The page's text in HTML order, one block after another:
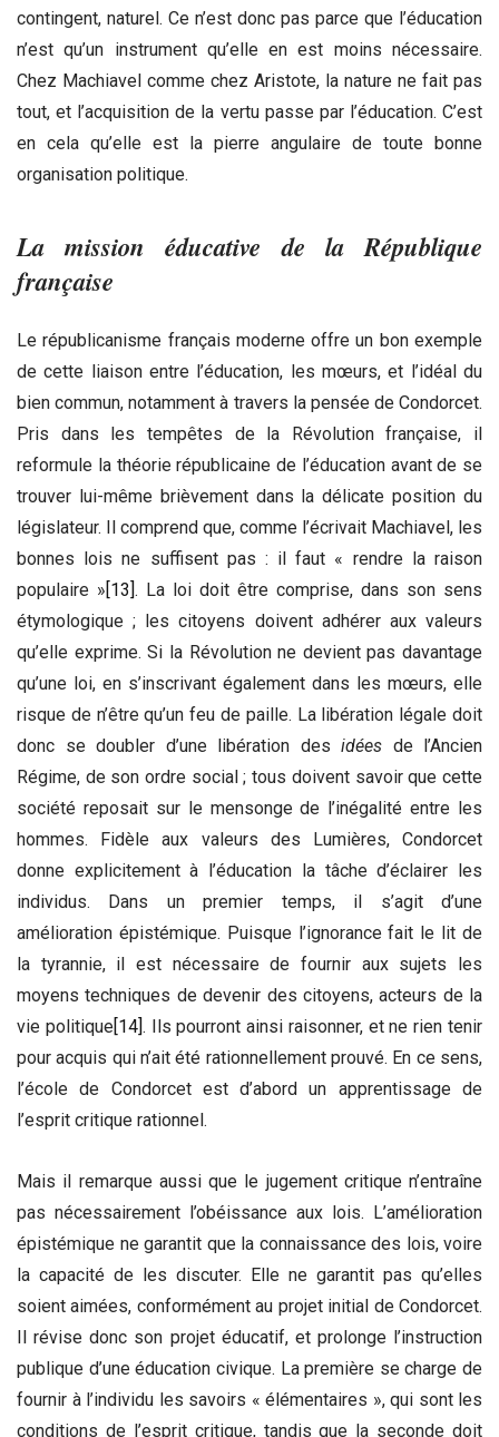
contingent, naturel. Ce n’est donc pas parce que l’éducation
n’est qu’un instrument qu’elle en est moins nécessaire.
Chez Machiavel comme chez Aristote, la nature ne fait pas
tout, et l’acquisition de la vertu passe par l’éducation. C’est
en cela qu’elle est la pierre angulaire de toute bonne
organisation politique.
La mission éducative de la République
française
Le républicanisme français moderne offre un bon exemple
de cette liaison entre l’éducation, les mœurs, et l’idéal du
bien commun, notamment à travers la pensée de Condorcet.
Pris dans les tempêtes de la Révolution française, il
reformule la théorie républicaine de l’éducation avant de se
trouver lui-même brièvement dans la délicate position du
législateur. Il comprend que, comme l’écrivait Machiavel, les
bonnes lois ne suffisent pas : il faut « rendre la raison
populaire »[13]. La loi doit être comprise, dans son sens
étymologique ; les citoyens doivent adhérer aux valeurs
qu’elle exprime. Si la Révolution ne devient pas davantage
qu’une loi, en s’inscrivant également dans les mœurs, elle
risque de n’être qu’un feu de paille. La libération légale doit
donc se doubler d’une libération des idées de l’Ancien
Régime, de son ordre social ; tous doivent savoir que cette
société reposait sur le mensonge de l’inégalité entre les
hommes. Fidèle aux valeurs des Lumières, Condorcet
donne explicitement à l’éducation la tâche d’éclairer les
individus. Dans un premier temps, il s’agit d’une
amélioration épistémique. Puisque l’ignorance fait le lit de
la tyrannie, il est nécessaire de fournir aux sujets les
moyens techniques de devenir des citoyens, acteurs de la
vie politique[14]. Ils pourront ainsi raisonner, et ne rien tenir
pour acquis qui n’ait été rationnellement prouvé. En ce sens,
l’école de Condorcet est d’abord un apprentissage de
l’esprit critique rationnel.
Mais il remarque aussi que le jugement critique n’entraîne
pas nécessairement l’obéissance aux lois. L’amélioration
épistémique ne garantit que la connaissance des lois, voire
la capacité de les discuter. Elle ne garantit pas qu’elles
soient aimées, conformément au projet initial de Condorcet.
Il révise donc son projet éducatif, et prolonge l’instruction
publique d’une éducation civique. La première se charge de
fournir à l’individu les savoirs « élémentaires », qui sont les
conditions de l’esprit critique, tandis que la seconde doit